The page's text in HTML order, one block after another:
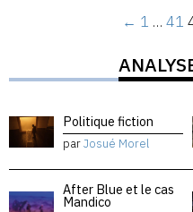
← 1 … 41
Politique fiction
parJosué Morel
After Blue et le cas
Mandico